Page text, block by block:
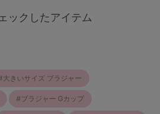
ックしたアイテム
大きいサイズ ブラジャー
ブラジャー Gカップ